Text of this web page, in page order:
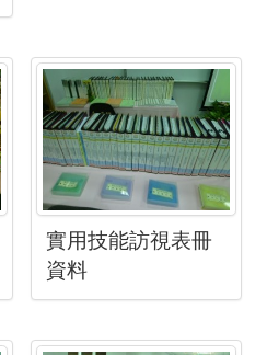
實用技能訪視表冊
資料